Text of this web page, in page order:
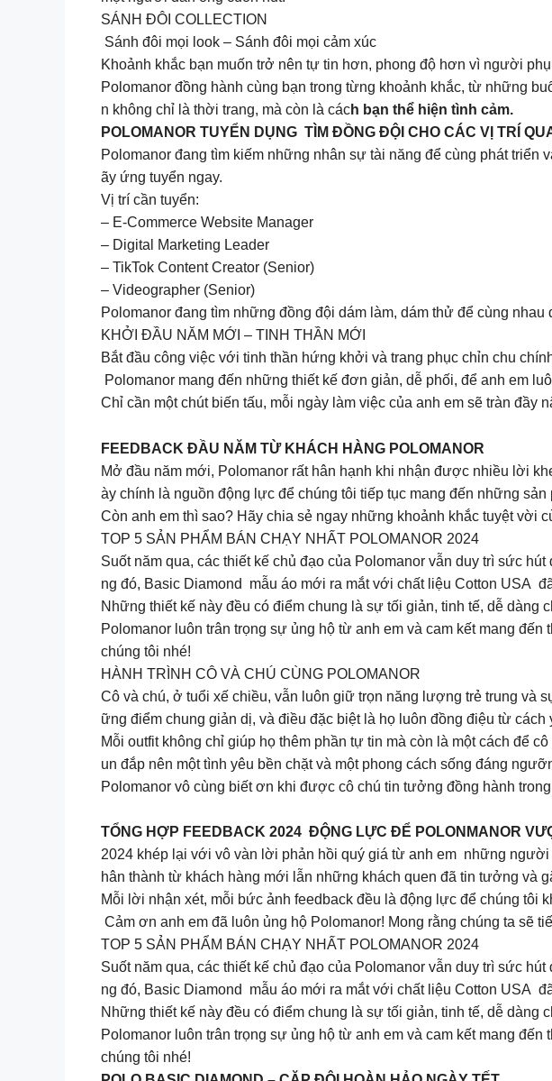
SÁNH ĐÔI COLLECTION
Sánh đôi mọi look – Sánh đôi mọi cảm xúc
Khoảnh khắc bạn muốn trở nên tự tin hơn, phong độ hơn vì người
Polomanor đồng hành cùng bạn trong từng khoảnh khắc, từ những
n không chỉ là thời trang, mà còn là cách bạn thể hiện tình cảm.
POLOMANOR TUYỂN DỤNG TÌM ĐỒNG ĐỘI CHO CÁC VỊ TRÍ
Polomanor đang tìm kiếm những nhân sự tài năng để cùng phát triển
ãy ứng tuyển ngay.
Vị trí cần tuyển:
– E-Commerce Website Manager
– Digital Marketing Leader
– TikTok Content Creator (Senior)
– Videographer (Senior)
Polomanor đang tìm những đồng đội dám làm, dám thử để cùng
KHỞI ĐẦU NĂM MỚI – TINH THẦN MỚI
Bắt đầu công việc với tinh thần hứng khởi và trang phục chỉn chu
Polomanor mang đến những thiết kế đơn giản, dễ phối, để anh em
Chỉ cần một chút biến tấu, mỗi ngày làm việc của anh em sẽ tràn đầy
FEEDBACK ĐẦU NĂM TỪ KHÁCH HÀNG POLOMANOR
Mở đầu năm mới, Polomanor rất hân hạnh khi nhận được nhiều lời
ày chính là nguồn động lực để chúng tôi tiếp tục mang đến những
Còn anh em thì sao? Hãy chia sẻ ngay những khoảnh khắc tuyệt vời
TOP 5 SẢN PHẨM BÁN CHẠY NHẤT POLOMANOR 2024
Suốt năm qua, các thiết kế chủ đạo của Polomanor vẫn duy trì sức
ng đó, Basic Diamond mẫu áo mới ra mắt với chất liệu Cotton USA
Những thiết kế này đều có điểm chung là sự tối giản, tinh tế, dễ dàng
Polomanor luôn trân trọng sự ủng hộ từ anh em và cam kết mang
chúng tôi nhé!
HÀNH TRÌNH CÔ VÀ CHÚ CÙNG POLOMANOR
Cô và chú, ở tuổi xế chiều, vẫn luôn giữ trọn năng lượng trẻ trung và
ững điểm chung giản dị, và điều đặc biệt là họ luôn đồng điệu từ
Mỗi outfit không chỉ giúp họ thêm phần tự tin mà còn là một cách để
un đắp nên một tình yêu bền chặt và một phong cách sống đáng
Polomanor vô cùng biết ơn khi được cô chú tin tưởng đồng hành
TỔNG HỢP FEEDBACK 2024 ĐỘNG LỰC ĐỂ POLONMANOR
2024 khép lại với vô vàn lời phản hồi quý giá từ anh em những
hân thành từ khách hàng mới lẫn những khách quen đã tin tưởng và
Mỗi lời nhận xét, mỗi bức ảnh feedback đều là động lực để chúng
Cảm ơn anh em đã luôn ủng hộ Polomanor! Mong rằng chúng ta sẽ
TOP 5 SẢN PHẨM BÁN CHẠY NHẤT POLOMANOR 2024
Suốt năm qua, các thiết kế chủ đạo của Polomanor vẫn duy trì sức
ng đó, Basic Diamond mẫu áo mới ra mắt với chất liệu Cotton USA
Những thiết kế này đều có điểm chung là sự tối giản, tinh tế, dễ dàng
Polomanor luôn trân trọng sự ủng hộ từ anh em và cam kết mang
chúng tôi nhé!